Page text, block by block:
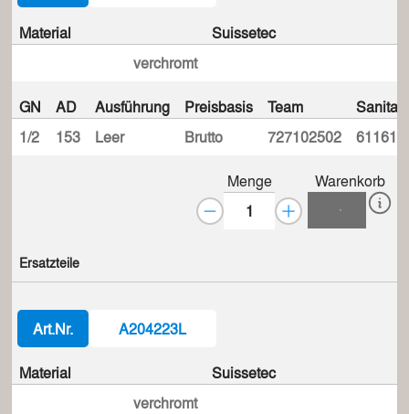
Material
verchromt
Suissetec
GN AD Ausführung Preisbasis Team
Sanitas
1/2
153 Leer Brutto 727102502
Menge Warenkorb
Ersatzteile
Art.Nr. A204223L
Material
verchromt
Suissetec